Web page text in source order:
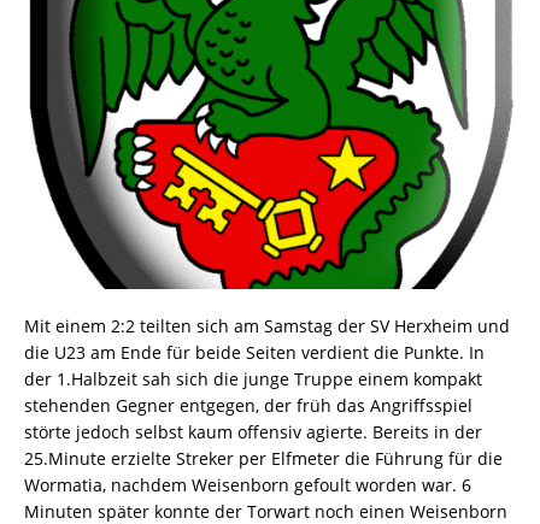
Mit einem 2:2 teilten sich am Samstag der SV Herxheim und
die U23 am Ende für beide Seiten verdient die Punkte. In
der 1.Halbzeit sah sich die junge Truppe einem kompakt
stehenden Gegner entgegen, der früh das Angriffsspiel
störte jedoch selbst kaum offensiv agierte. Bereits in der
25.Minute erzielte Streker per Elfmeter die Führung für die
Wormatia, nachdem Weisenborn gefoult worden war. 6
Minuten später konnte der Torwart noch einen Weisenborn